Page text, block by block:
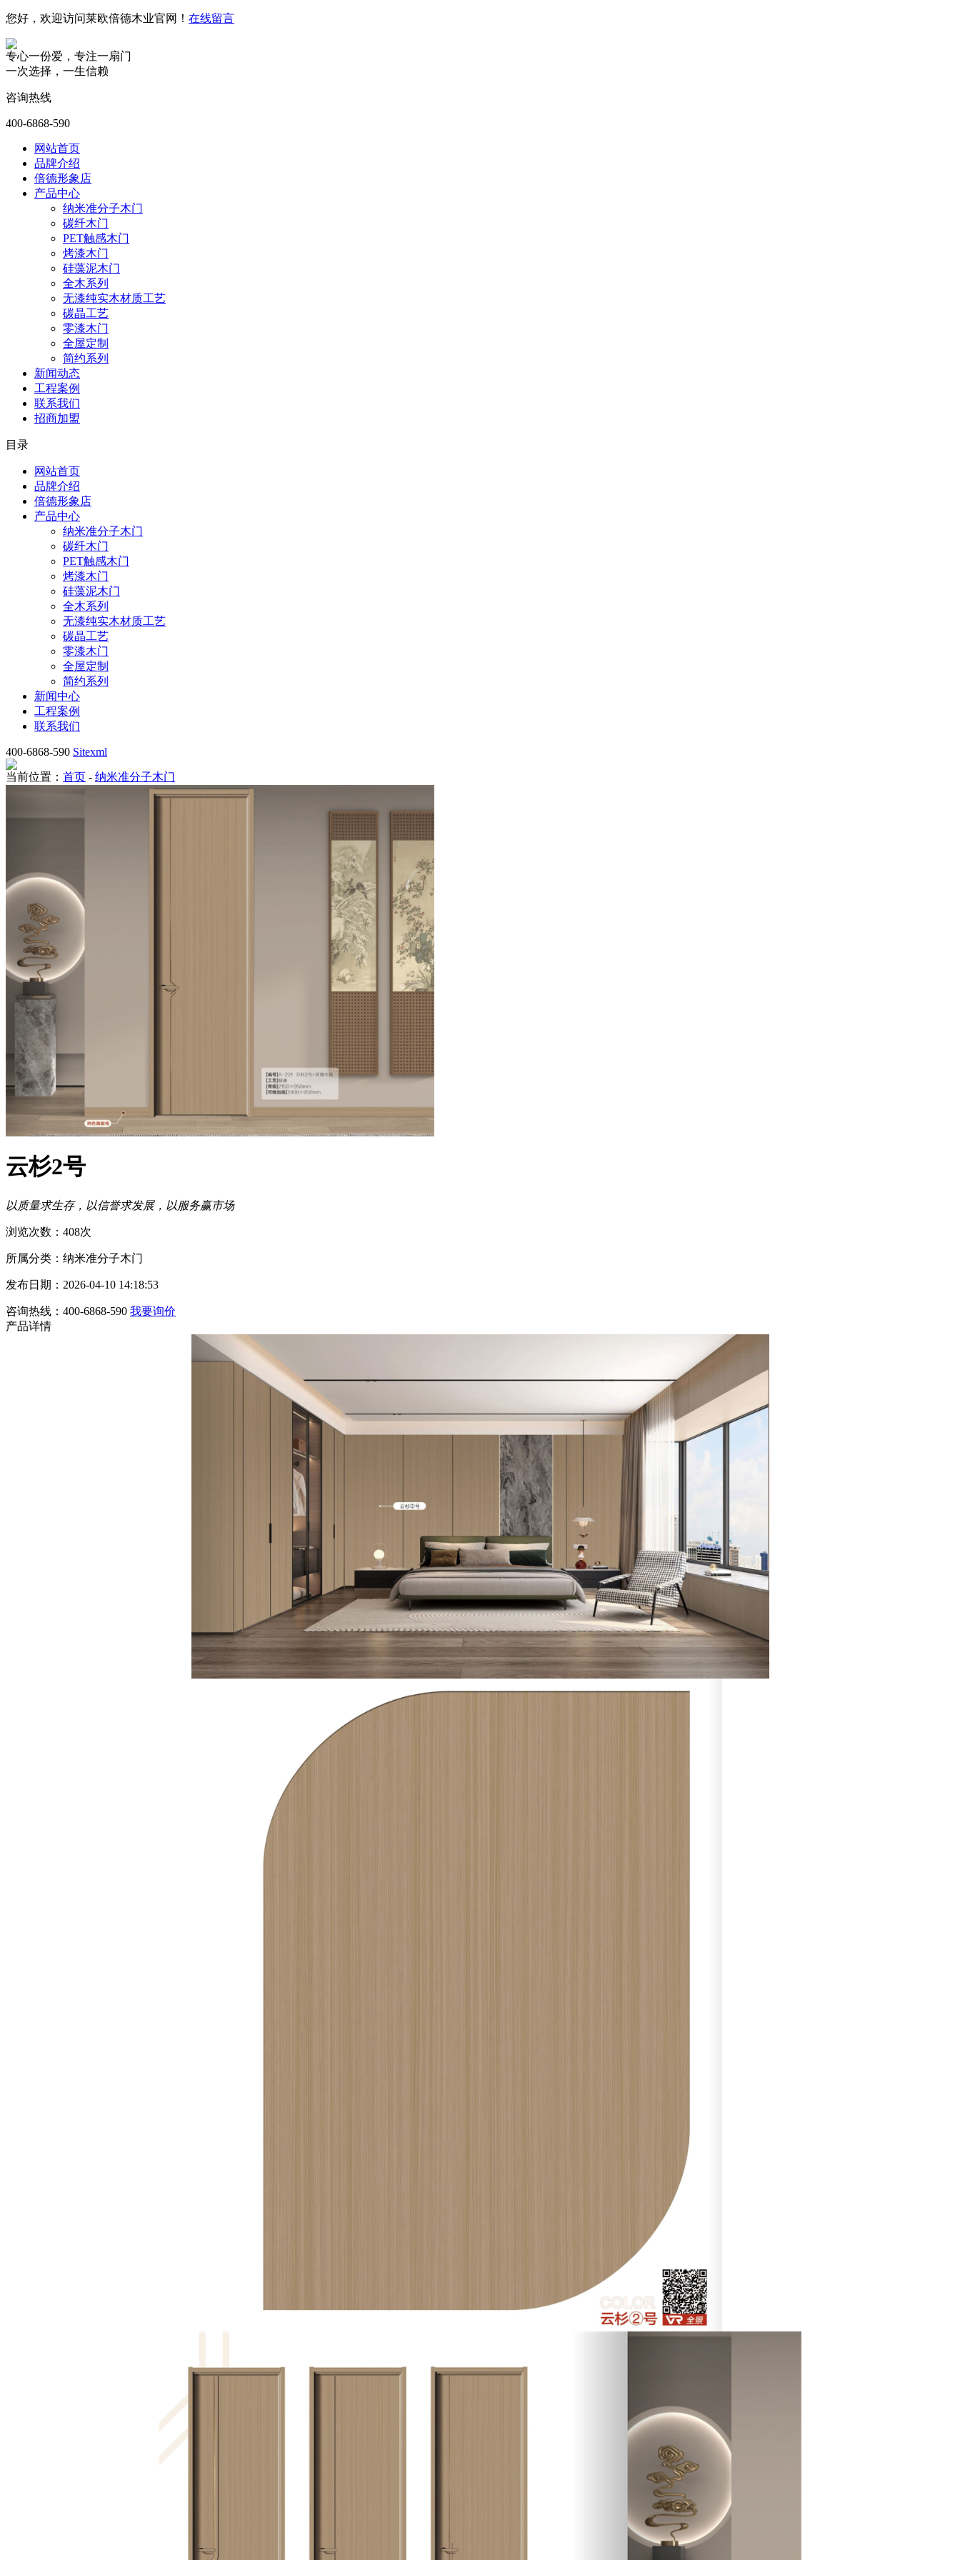
您好，欢迎访问莱欧倍德木业官网！ 在线留言
专心一份爱，专注一扇门
一次选择，一生信赖
咨询热线
400-6868-590
网站首页
品牌介绍
倍德形象店
产品中心
纳米准分子木门
碳纤木门
PET触感木门
烤漆木门
硅藻泥木门
全木系列
无漆纯实木材质工艺
碳晶工艺
零漆木门
全屋定制
简约系列
新闻动态
工程案例
联系我们
招商加盟
目录
网站首页
品牌介绍
倍德形象店
产品中心
纳米准分子木门
碳纤木门
PET触感木门
烤漆木门
硅藻泥木门
全木系列
无漆纯实木材质工艺
碳晶工艺
零漆木门
全屋定制
简约系列
新闻中心
工程案例
联系我们
400-6868-590 Sitexml
当前位置： 首页 - 纳米准分子木门
云杉2号
以质量求生存，以信誉求发展，以服务赢市场
浏览次数：408次
所属分类：纳米准分子木门
发布日期：2026-04-10 14:18:53
咨询热线：400-6868-590 我要询价
产品详情